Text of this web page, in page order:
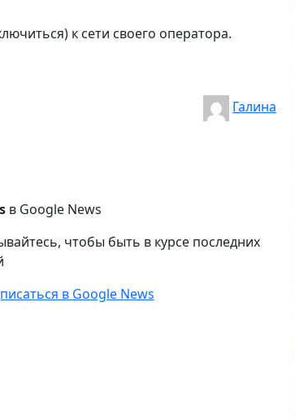
к сети своего оператора.
Галина
в Google News
чтобы быть в курсе последних
в Google News